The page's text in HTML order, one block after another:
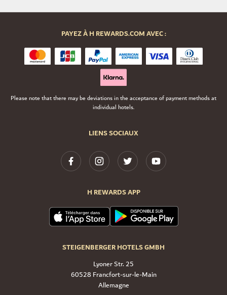
LIENS SOCIAUX
H REWARDS APP
STEIGENBERGER HOTELS GMBH
Lyoner Str. 25
60528 Francfort-sur-le-Main
Allemagne
PAYEZ À H REWARDS.COM AVEC :
Please note that there may be deviations in the acceptance of payment methods at
individual hotels.